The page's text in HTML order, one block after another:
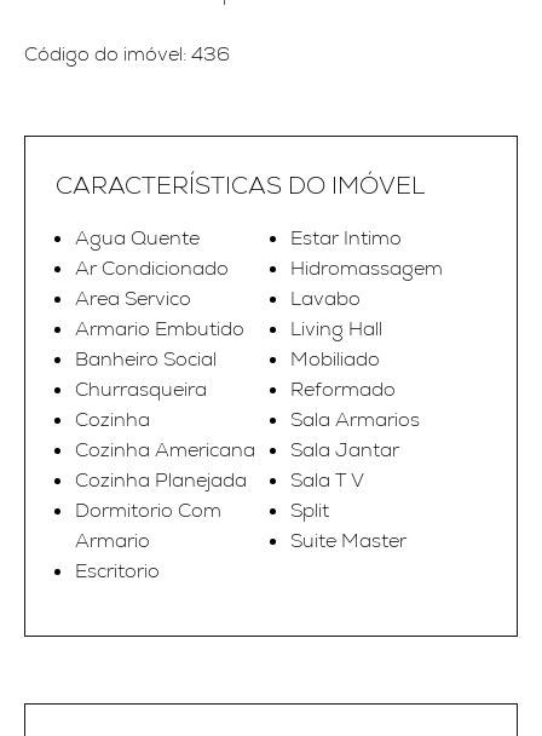
Código do imóvel: 436
CARACTERÍSTICAS DO IMÓVEL
Agua Quente
Ar Condicionado
Area Servico
Armario Embutido
Banheiro Social
Churrasqueira
Cozinha
Cozinha Americana
Cozinha Planejada
Dormitorio Com
Armario
Escritorio
Estar Intimo
Hidromassagem
Lavabo
Living Hall
Mobiliado
Reformado
Sala Armarios
Sala Jantar
Sala T V
Split
Suite Master